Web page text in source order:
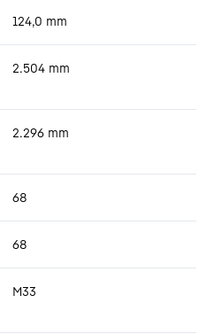
124,0 mm
2.504 mm
2.296 mm
68
68
M33